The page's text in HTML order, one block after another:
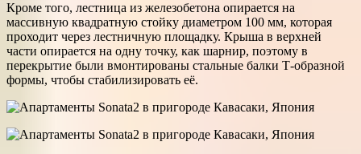
Кроме того, лестница из железобетона опирается на
массивную квадратную стойку диаметром 100 мм, которая
проходит через лестничную площадку. Крыша в верхней
части опирается на одну точку, как шарнир, поэтому в
перекрытие были вмонтированы стальные балки Т-образной
формы, чтобы стабилизировать её.